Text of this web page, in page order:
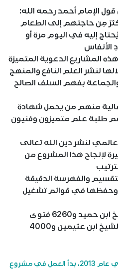
الإمام أحمد رحمه الله:
مِن حاجتهم إلى الطعام
إليه في اليوم مرة أو
الأنفاس
المشاريع الدعوية المتميزة
لنشر العلم النافع والمنهج
بفهم السلف الصالح
عالية منهم من يحمل شهادة
طلبة علم متميزون وفنيون
لنشر دين الله تعالى
لإنجاح هذا المشروع من
والفهرسة الدقيقة
وحفظها في قوائم تشغيل
جمعنا عدد 449 فتوى للشيخ ابن حميد و6260 فتوى
للشيخ ابن باز و5541 فتوى للشيخ ابن عثيمين و4000
قبل نحو عشر سنوات تحديدًا في عام 2013، بدأ العمل في مشروع